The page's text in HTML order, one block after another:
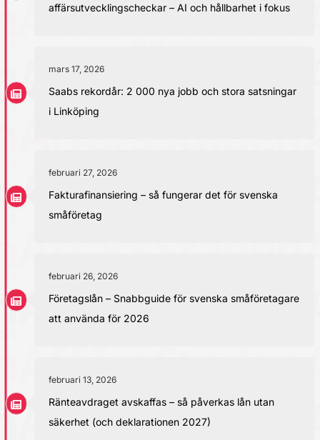
affärsutvecklingscheckar – AI och hållbarhet i fokus
mars 17, 2026
Saabs rekordår: 2 000 nya jobb och stora satsningar
i Linköping
februari 27, 2026
Fakturafinansiering – så fungerar det för svenska
småföretag
februari 26, 2026
Företagslån – Snabbguide för svenska småföretagare
att använda för 2026
februari 13, 2026
Ränteavdraget avskaffas – så påverkas lån utan
säkerhet (och deklarationen 2027)